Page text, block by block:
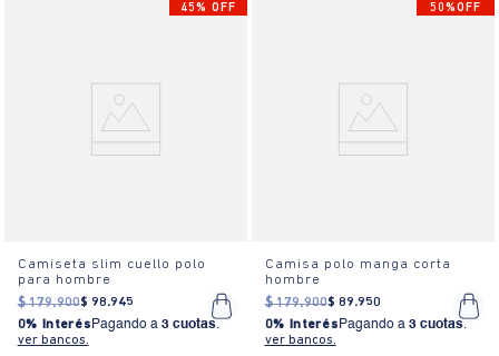
45% OFF
Camiseta slim cuello polo
para hombre
$ 179.900$ 98.945
0% Interés Pagando a 3 cuotas.
ver bancos.
50%OFF
Camisa polo manga corta
hombre
$ 179.900$ 89.950
0% Interés Pagando a 3 cuotas.
ver bancos.